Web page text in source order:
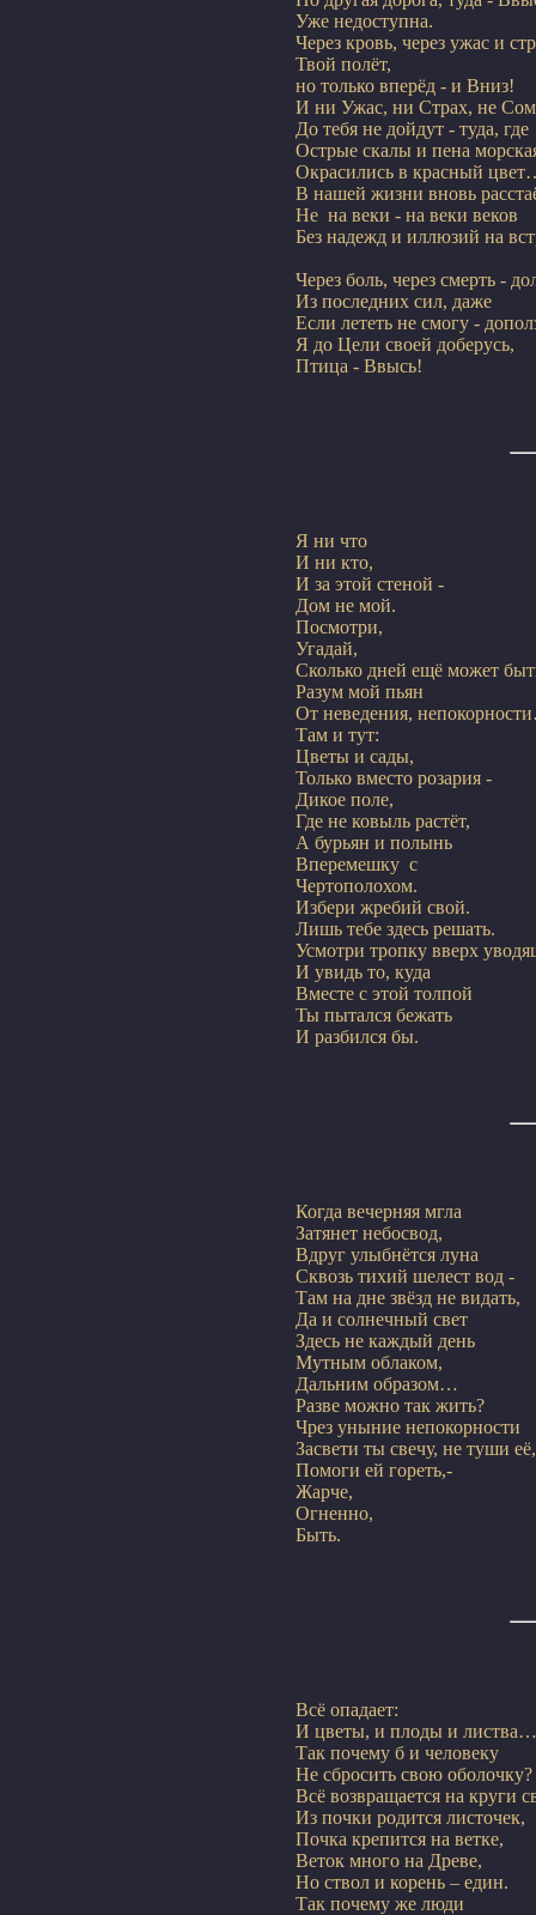
Уже недоступна.
Через кровь, через ужас и
Твой полёт,
но только вперёд - и Вниз!
И ни Ужас, ни Страх, не
До тебя не дойдут - туда, где
Острые скалы и пена
Окрасились в красный
В нашей жизни вновь
Не  на веки - на веки веков
Без надежд и иллюзий на
Через боль, через смерть -
Из последних сил, даже
Если лететь не смогу -
Я до Цели своей доберусь,
Я ни что
И ни кто,
И за этой стеной -
Дом не мой.
Посмотри,
Угадай,
Сколько дней ещё может
Разум мой пьян
От неведения,
Там и тут:
Цветы и сады,
Только вместо розария -
Дикое поле,
Где не ковыль растёт,
А бурьян и полынь
Вперемешку  с
Чертополохом.
Избери жребий свой.
Лишь тебе здесь решать.
Усмотри тропку вверх
И увидь то, куда
Вместе с этой толпой
Ты пытался бежать
Когда вечерняя мгла
Затянет небосвод,
Вдруг улыбнётся луна
Сквозь тихий шелест вод -
Там на дне звёзд не видать,
Да и солнечный свет
Здесь не каждый день
Мутным облаком,
Дальним образом…
Разве можно так жить?
Чрез уныние непокорности
Засвети ты свечу, не туши её,
Помоги ей гореть,-
Жарче,
Огненно,
Всё опадает:
И цветы, и плоды и листва…
Так почему б и человеку
Не сбросить свою оболочку?
Всё возвращается на круги
Из почки родится листочек,
Почка крепится на ветке,
Веток много на Древе,
Но ствол и корень – един.
Так почему же люди